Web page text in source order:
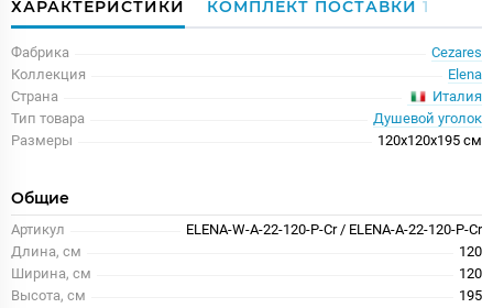
ХАРАКТЕРИСТИКИ КОМПЛЕКТ ПОСТАВКИ 1
Фабрика
Cezares
Коллекция
Elena
Страна
Италия
Тип товара
Душевой уголок
Размеры
120x120x195 см
Общие
Артикул
ELENA-W-A-22-120-P-Cr / ELENA-A-22-120-P-Cr
Длина, см
120
Ширина, см
120
Высота, см
195